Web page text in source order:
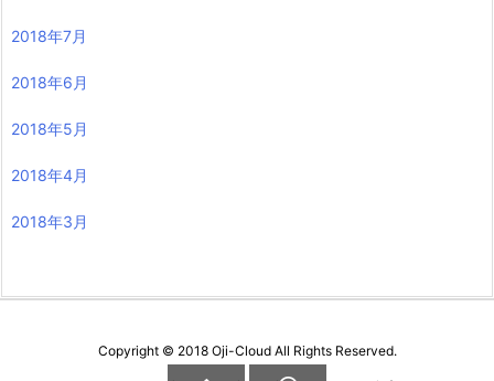
2018年7月
2018年6月
2018年5月
2018年4月
2018年3月
Copyright © 2018 Oji-CloudAll Rights Reserved.